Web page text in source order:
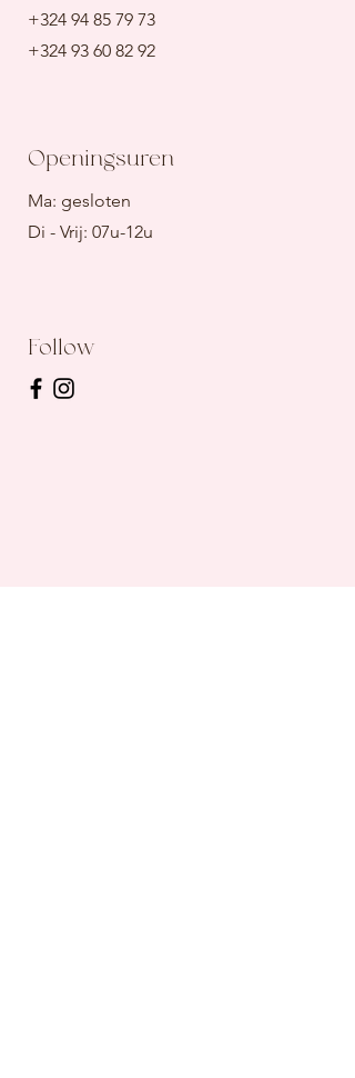
+324 94 85 79 73
+324 93 60 82 92
Openingsuren
Ma: gesloten
Di - Vrij: 07u-12u
Follow